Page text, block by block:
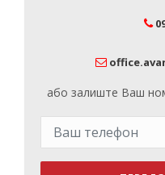
або залиште Ваш